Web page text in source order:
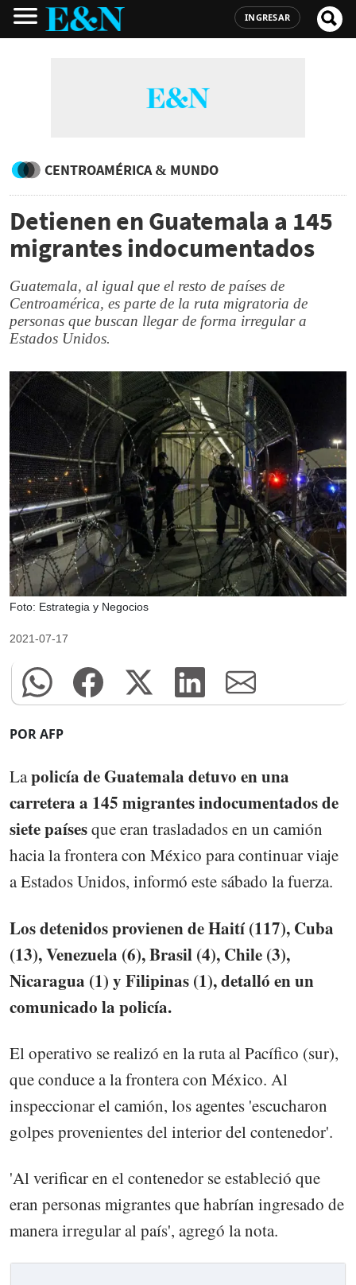
INGRESAR
CENTROAMÉRICA & MUNDO
Detienen en Guatemala a 145
migrantes indocumentados
Guatemala, al igual que el resto de países de
Centroamérica, es parte de la ruta migratoria de
personas que buscan llegar de forma irregular a
Estados Unidos.
Foto: Estrategia y Negocios
2021-07-17
POR AFP
Lapolicía de Guatemala detuvo en una
carretera a 145 migrantes indocumentados de
siete paísesque eran trasladados en un camión
hacia la frontera con México para continuar viaje
a Estados Unidos, informó este sábado la fuerza.
Los detenidos provienen de Haití (117), Cuba
(13), Venezuela (6), Brasil (4), Chile (3),
Nicaragua (1) y Filipinas (1), detalló en un
comunicado la policía.
El operativo se realizó en la ruta al Pacífico (sur),
que conduce a la frontera con México. Al
inspeccionar el camión, los agentes 'escucharon
golpes provenientes del interior del contenedor'.
'Al verificar en el contenedor se estableció que
eran personas migrantes que habrían ingresado de
manera irregular al país', agregó la nota.